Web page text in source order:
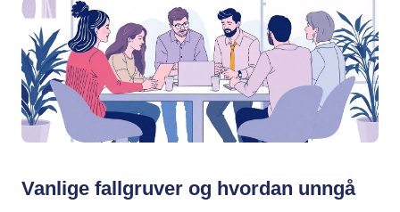
Vanlige fallgruver og hvordan unngå